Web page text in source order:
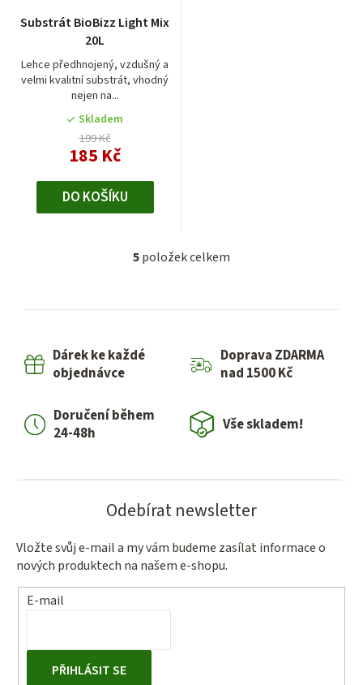
Substrát BioBizz Light Mix
20L
Lehce předhnojený, vzdušný a
velmi kvalitní substrát, vhodný
nejen na...
Skladem
199 Kč
185 Kč
DO KOŠÍKU
O
l
k
v
p
i
5položek celkem
Dárek ke každé
objednávce
Doprava ZDARMA
nad 1500 Kč
Doručení během
24-48h
Vše skladem!
Odebírat newsletter
Vložte svůj e-mail a my vám budeme zasílat informace o
nových produktech na našem e-shopu.
E-mail
PŘIHLÁSIT SE